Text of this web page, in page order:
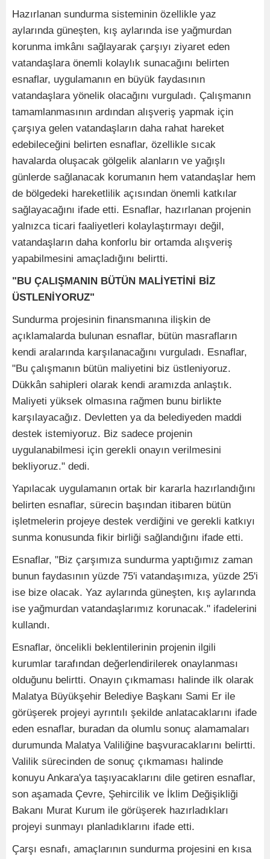
Hazırlanan sundurma sisteminin özellikle yaz
aylarında güneşten, kış aylarında ise yağmurdan
korunma imkânı sağlayarak çarşıyı ziyaret eden
vatandaşlara önemli kolaylık sunacağını belirten
esnaflar, uygulamanın en büyük faydasının
vatandaşlara yönelik olacağını vurguladı. Çalışmanın
tamamlanmasının ardından alışveriş yapmak için
çarşıya gelen vatandaşların daha rahat hareket
edebileceğini belirten esnaflar, özellikle sıcak
havalarda oluşacak gölgelik alanların ve yağışlı
günlerde sağlanacak korumanın hem vatandaşlar hem
de bölgedeki hareketlilik açısından önemli katkılar
sağlayacağını ifade etti. Esnaflar, hazırlanan projenin
yalnızca ticari faaliyetleri kolaylaştırmayı değil,
vatandaşların daha konforlu bir ortamda alışveriş
yapabilmesini amaçladığını belirtti.
"BU ÇALIŞMANIN BÜTÜN MALİYETİNİ BİZ
ÜSTLENİYORUZ"
Sundurma projesinin finansmanına ilişkin de
açıklamalarda bulunan esnaflar, bütün masrafların
kendi aralarında karşılanacağını vurguladı. Esnaflar,
"Bu çalışmanın bütün maliyetini biz üstleniyoruz.
Dükkân sahipleri olarak kendi aramızda anlaştık.
Maliyeti yüksek olmasına rağmen bunu birlikte
karşılayacağız. Devletten ya da belediyeden maddi
destek istemiyoruz. Biz sadece projenin
uygulanabilmesi için gerekli onayın verilmesini
bekliyoruz." dedi.
Yapılacak uygulamanın ortak bir kararla hazırlandığını
belirten esnaflar, sürecin başından itibaren bütün
işletmelerin projeye destek verdiğini ve gerekli katkıyı
sunma konusunda fikir birliği sağlandığını ifade etti.
Esnaflar, "Biz çarşımıza sundurma yaptığımız zaman
bunun faydasının yüzde 75'i vatandaşımıza, yüzde 25'i
ise bize olacak. Yaz aylarında güneşten, kış aylarında
ise yağmurdan vatandaşlarımız korunacak." ifadelerini
kullandı.
Esnaflar, öncelikli beklentilerinin projenin ilgili
kurumlar tarafından değerlendirilerek onaylanması
olduğunu belirtti. Onayın çıkmaması halinde ilk olarak
Malatya Büyükşehir Belediye Başkanı Sami Er ile
görüşerek projeyi ayrıntılı şekilde anlatacaklarını ifade
eden esnaflar, buradan da olumlu sonuç alamamaları
durumunda Malatya Valiliğine başvuracaklarını belirtti.
Valilik sürecinden de sonuç çıkmaması halinde
konuyu Ankara'ya taşıyacaklarını dile getiren esnaflar,
son aşamada Çevre, Şehircilik ve İklim Değişikliği
Bakanı Murat Kurum ile görüşerek hazırladıkları
projeyi sunmayı planladıklarını ifade etti.
Çarşı esnafı, amaçlarının sundurma projesini en kısa